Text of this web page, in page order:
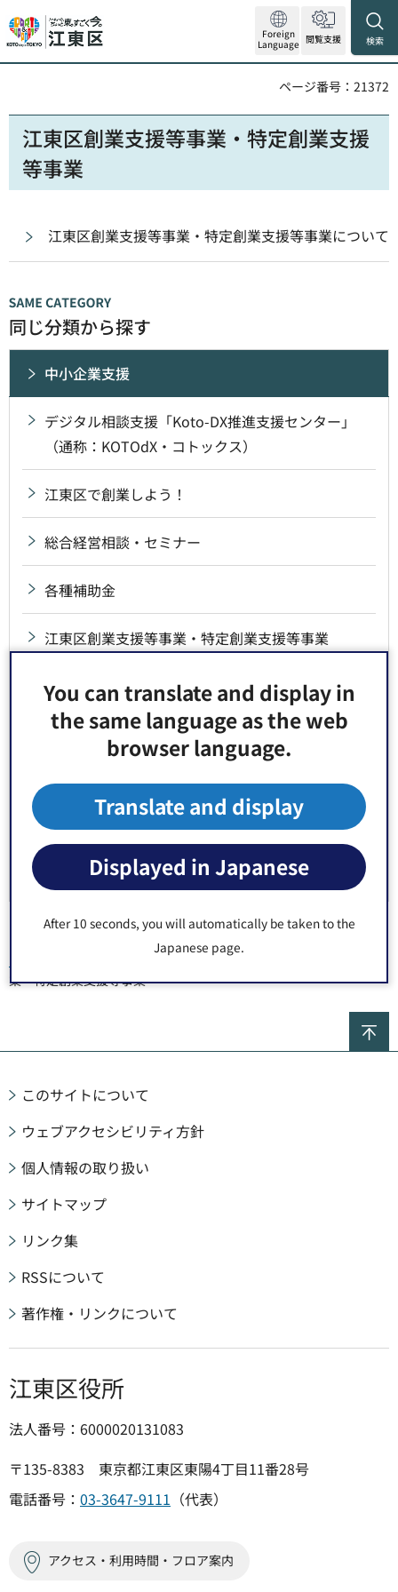
You can translate and display in
the same language as the web
browser language.
Translate and display
Displayed in Japanese
After 10 seconds, you will automatically be taken to the
Japanese page.
Foreign
Language 閲覧支援 検索
ページ番号：21372
江東区創業支援等事業・特定創業支援
等事業
江東区創業支援等事業・特定創業支援等事業について
同じ分類から探す
中小企業支援
デジタル相談支援「Koto-DX推進支援センター」
（通称：KOTOdX・コトックス）
江東区で創業しよう！
総合経営相談・セミナー
各種補助金
江東区創業支援等事業・特定創業支援等事業
後継者・人材育成
産業情報の提供
イベント
その他中小企業支援事業
その他の中小企業向け相談
産業・しごと 中小企業支援
業・特定創業支援等事業
このサイトについて
ウェブアクセシビリティ方針
個人情報の取り扱い
サイトマップ
リンク集
RSSについて
著作権・リンクについて
江東区役所
法人番号：6000020131083
〒135-8383 東京都江東区東陽4丁目11番28号
電話番号： 03-3647-9111 （代表）
アクセス・利用時間・フロア案内